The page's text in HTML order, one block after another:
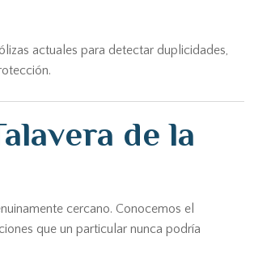
actuales para detectar duplicidades,
de la
cercano. Conocemos el
que un particular nunca podría